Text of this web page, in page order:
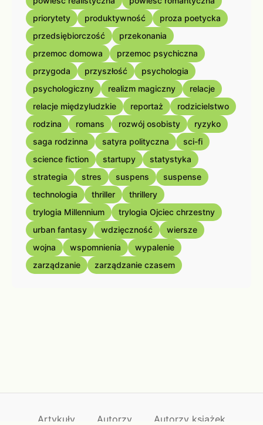
priorytety
produktywność
proza poetycka
przedsiębiorczość
przekonania
przemoc domowa
przemoc psychiczna
przygoda
przyszłość
psychologia
psychologiczny
realizm magiczny
relacje
relacje międzyludzkie
reportaż
rodzicielstwo
rodzina
romans rozwój osobisty
ryzyko
saga rodzinna
satyra polityczna
sci-fi
science fiction
startupy
statystyka
strategia
stres suspens
suspense
technologia
thriller
thrillery
trylogia Millennium
trylogia Ojciec chrzestny
urban fantasy
wdzięczność
wiersze
wojna
wspomnienia
wypalenie
zarządzanie
zarządzanie czasem
Artykuły Autorzy Autorzy książek